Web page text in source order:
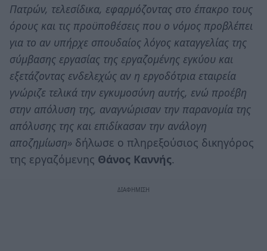
Πατρών, τελεσίδικα, εφαρμόζοντας στο έπακρο τους
όρους και τις προϋποθέσεις που ο νόμος προβλέπει
για το αν υπήρχε σπουδαίος λόγος καταγγελίας της
σύμβασης εργασίας της εργαζομένης εγκύου και
εξετάζοντας ενδελεχώς αν η εργοδότρια εταιρεία
γνώριζε τελικά την εγκυμοσύνη αυτής, ενώ προέβη
στην απόλυση της, αναγνώρισαν την παρανομία της
απόλυσης της και επιδίκασαν την ανάλογη
αποζημίωση» δήλωσε ο πληρεξούσιος δικηγόρος
της εργαζόμενης Θάνος Καννής.